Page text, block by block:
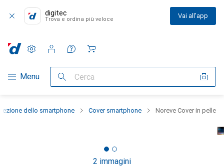
digitec
Trova e ordina più veloce Vai all'app
Categoria Navigazione
Menu Cerca
Impostazioni
Conto cliente
Liste di confronto
Liste dei desideri
Carrello
dello smartphone Cover smartphone Noreve Cover in pelle
2 immagini